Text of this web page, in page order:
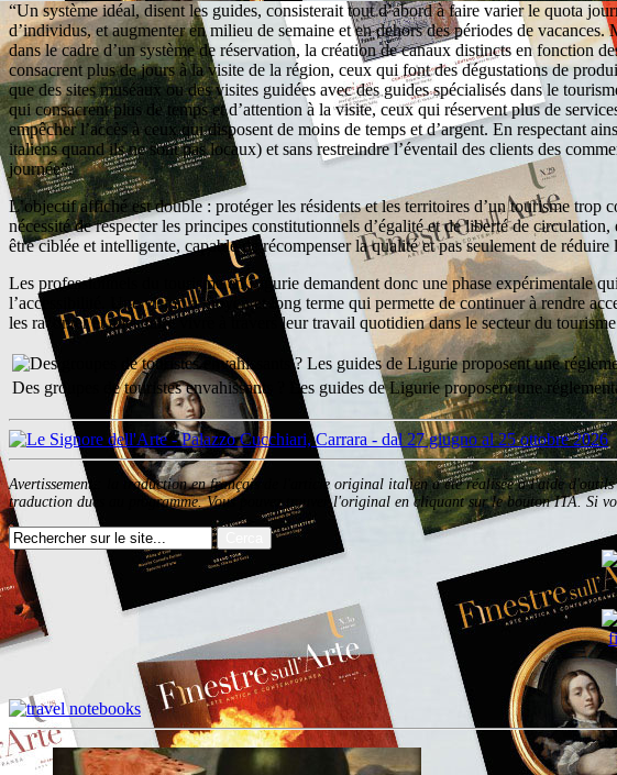
“Un système idéal, disent les guides, consisterait tout d’abord à faire varier le quota
d’individus, et augmenter en milieu de semaine et en dehors des périodes de
dans le cadre d’un système de réservation, la création de canaux distincts en fonction
consacrent plus de jours à la visite de la région, ceux qui font des dégustations de
que des sites muséaux ou des visites guidées avec des guides spécialisés dans le
qui consacrent plus de temps et d’attention à la visite, ceux qui réservent plus de
empêcher l’accès à ceux qui disposent de moins de temps et d’argent. En respectant
italiens quand ils ne sont pas locaux) et sans restreindre l’éventail des clients des
journée”.
L’objectif affiché est double : protéger les résidents et les territoires d’un tourisme trop
nécessité de respecter les principes constitutionnels d’égalité et de liberté de
être ciblée et intelligente, capable de récompenser la qualité et pas seulement de réduire
Les professionnels du tourisme en Ligurie demandent donc une phase expérimentale
l’accessibilité. Une vision à moyen et long terme qui permette de continuer à rendre
les raconter et à les faire vivre à travers leur travail quotidien dans le secteur du
Des groupes de touristes envahissants ? Les guides de Ligurie proposent une
Avertissement : la traduction en français de l'article original italien a été réalisée à l'aide d'outils
traduction dues au programme. Vous pouvez trouver l'original en cliquant sur le bouton ITA. Si